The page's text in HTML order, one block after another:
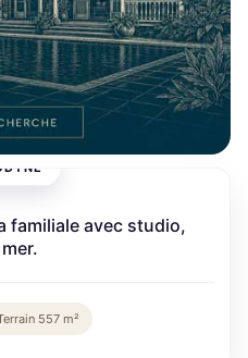
familiale avec studio,
557 m²